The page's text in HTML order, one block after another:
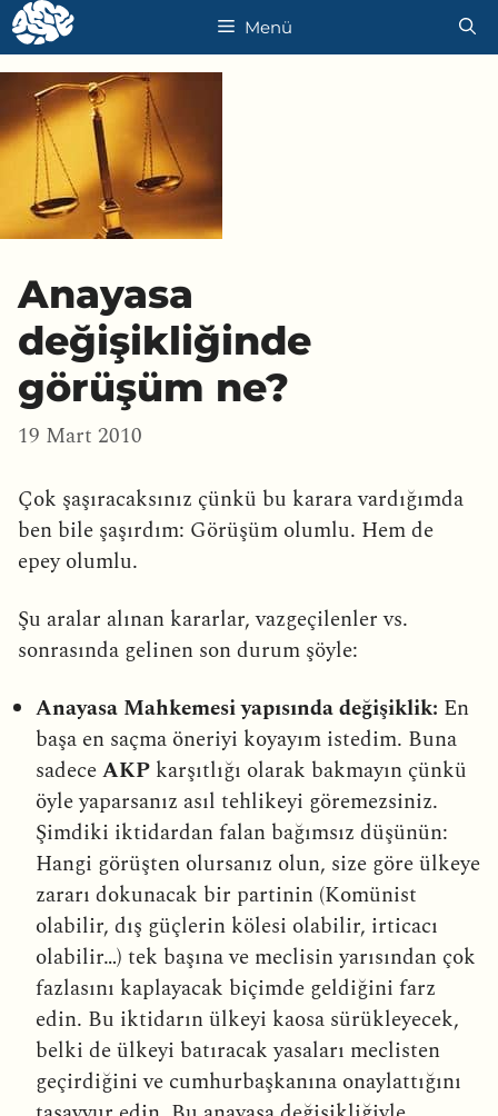
İçeriğe
atla
Menü
Anayasa
değişikliğinde
görüşüm ne?
19 Mart 2010
Çok şaşıracaksınız çünkü bu karara vardığımda
ben bile şaşırdım: Görüşüm olumlu. Hem de
epey olumlu.
Şu aralar alınan kararlar, vazgeçilenler vs.
sonrasında gelinen son durum şöyle:
Anayasa Mahkemesi yapısında değişiklik: En
başa en saçma öneriyi koyayım istedim. Buna
sadeceAKP karşıtlığı olarak bakmayın çünkü
öyle yaparsanız asıl tehlikeyi göremezsiniz.
Şimdiki iktidardan falan bağımsız düşünün:
Hangi görüşten olursanız olun, size göre ülkeye
zararı dokunacak bir partinin (Komünist
olabilir, dış güçlerin kölesi olabilir, irticacı
olabilir…) tek başına ve meclisin yarısından çok
fazlasını kaplayacak biçimde geldiğini farz
edin. Bu iktidarın ülkeyi kaosa sürükleyecek,
belki de ülkeyi batıracak yasaları meclisten
geçirdiğini ve cumhurbaşkanına onaylattığını